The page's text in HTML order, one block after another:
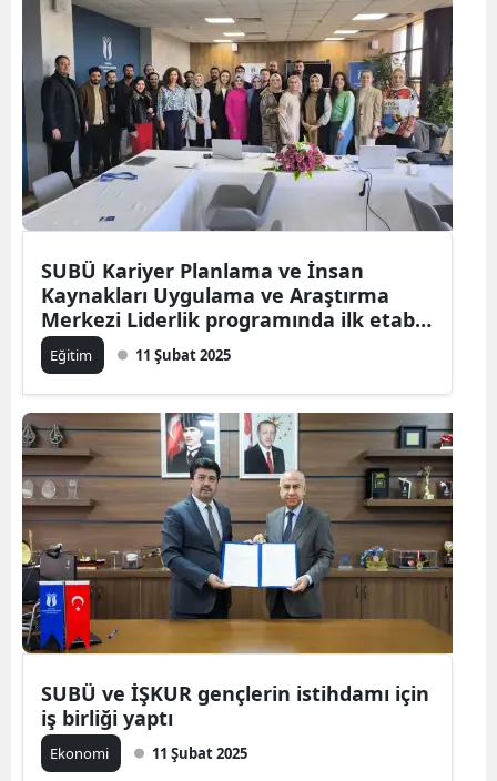
SUBÜ Kariyer Planlama ve İnsan
Kaynakları Uygulama ve Araştırma
Merkezi Liderlik programında ilk etabı
bitirdi
Eğitim 11 Şubat 2025
SUBÜ ve İŞKUR gençlerin istihdamı için
iş birliği yaptı
Ekonomi 11 Şubat 2025